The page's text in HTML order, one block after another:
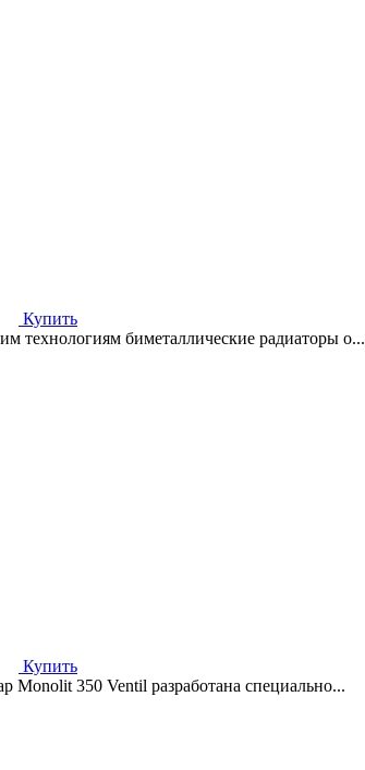
Купить
технологиям биметаллические радиаторы о...
Купить
Monolit 350 Ventil разработана специально...